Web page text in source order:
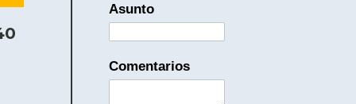
Asunto
Comentarios